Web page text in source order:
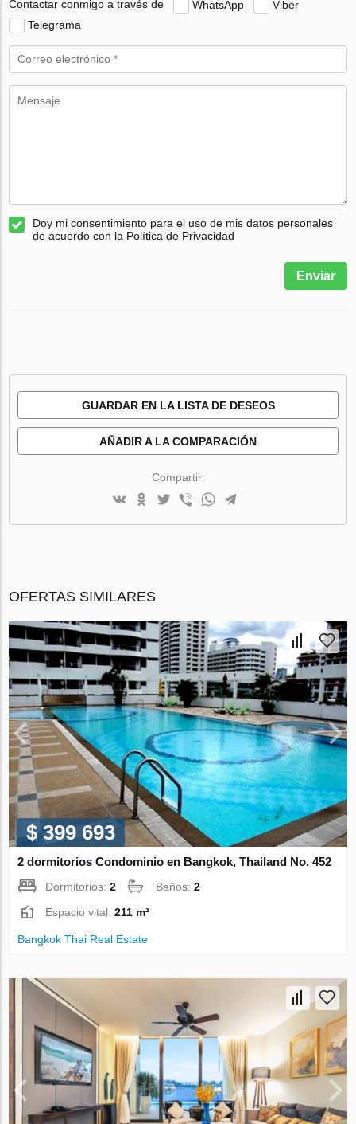
Contactar conmigo a través de WhatsApp
Viber
Telegrama
Doy mi consentimiento para el uso de mis datos personales
de acuerdo con la Política de Privacidad
Enviar
GUARDAR EN LA LISTA DE DESEOS
AÑADIR A LA COMPARACIÓN
Compartir:
OFERTAS SIMILARES
$ 399 693
2 dormitorios Condominio en Bangkok, Thailand No. 452
Dormitorios:2 Baños:2
Espacio vital:211 m²
Bangkok Thai Real Estate